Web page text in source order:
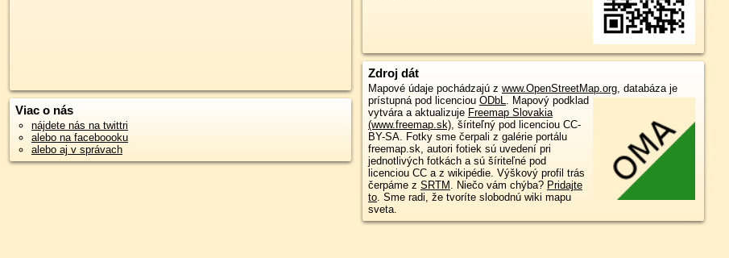
Viac o nás
nájdete nás na twittri
alebo na faceboooku
alebo aj v správach
Zdroj dát
Mapové údaje pochádzajú z www.OpenStreetMap.org, databáza je
prístupná pod licenciou ODbL. Mapový podklad
vytvára a aktualizuje Freemap Slovakia
(www.freemap.sk), šíriteľný pod licenciou CC-
BY-SA. Fotky sme čerpali z galérie portálu
freemap.sk, autori fotiek sú uvedení pri
jednotlivých fotkách a sú šíriteľné pod
licenciou CC a z wikipédie. Výškový profil trás
čerpáme z SRTM . Niečo vám chýba? Pridajte
to. Sme radi, že tvoríte slobodnú wiki mapu
sveta.